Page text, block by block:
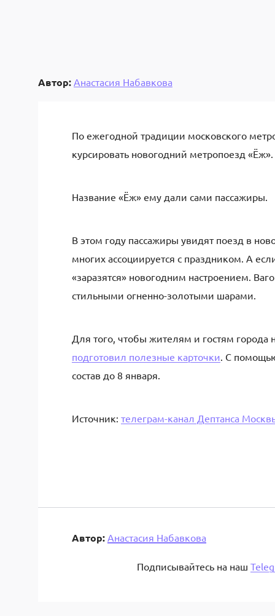
Автор: Анастасия Набавкова
По ежегодной традиции московского
курсировать новогодний метропоезд «Ёж».
Название «Ёж» ему дали сами пассажиры.
В этом году пассажиры увидят поезд в
многих ассоциируется с праздником. А
«заразятся» новогодним настроением.
стильными огненно-золотыми шарами.
Для того, чтобы жителям и гостям города
подготовил полезные карточки. С
состав до 8 января.
Источник: телеграм-канал Дептанса
Автор: Анастасия Набавкова
Подписывайтесь на наш